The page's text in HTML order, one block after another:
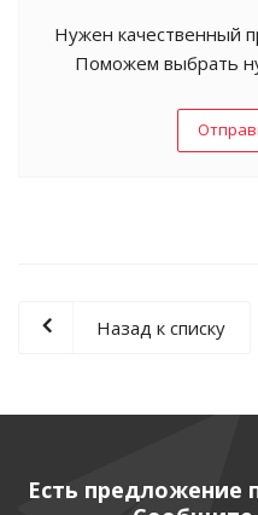
Нужен качественный
Поможем выбрать
Назад к списку
Есть предложение